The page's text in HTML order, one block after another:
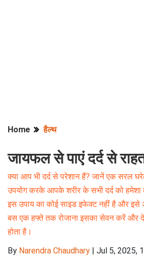
Home हैल्थ
जायफल से पाएं दर्द से
क्या आप भी दर्द से परेशान हैं? जानें एक सरल
उपयोग करके आपके शरीर के सभी दर्द को
इस उपाय का कोई साइड इफेक्ट नहीं है और इसे
बस एक हफ्ते तक रोजाना इसका सेवन करें और
होता है।
By Narendra Chaudhary | Jul 5, 2025,